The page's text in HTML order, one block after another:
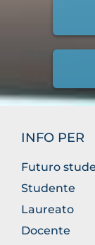
INFO PER
Futuro
Studente
Laureato
Docente